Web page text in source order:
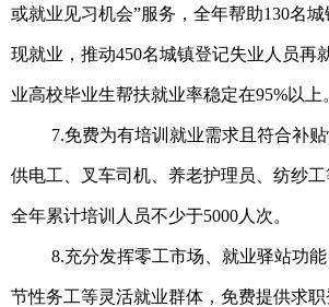
或就业见习机会”服务，全年帮助130名
现就业，推动450名城镇登记失业人员再
业高校毕业生帮扶就业率稳定在95%以上
7.免费为有培训就业需求且符合补
供电工、叉车司机、养老护理员、纺纱工
全年累计培训人员不少于5000人次。
8.充分发挥零工市场、就业驿站功
节性务工等灵活就业群体，免费提供求职